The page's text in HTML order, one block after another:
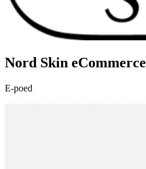
Nord Skin eCommerce
E-poed